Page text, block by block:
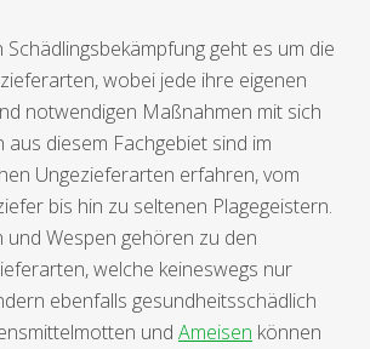
geht es um die
wobei jede ihre eigenen
notwendigen Maßnahmen mit sich
aus diesem Fachgebiet sind im
Ungezieferarten erfahren, vom
bis hin zu seltenen Plagegeistern.
und Wespen gehören zu den
welche keineswegs nur
ebenfalls gesundheitsschädlich
und Ameisen können